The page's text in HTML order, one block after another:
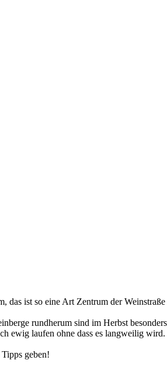
ist so eine Art Zentrum der
rundherum sind im Herbst
ewig laufen ohne dass es langweilig wird.
geben!